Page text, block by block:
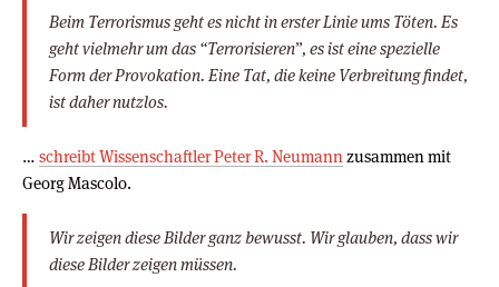
Beim Terrorismus geht es nicht in erster Linie ums Töten. Es
geht vielmehr um das “Terrorisieren”, es ist eine spezielle
Form der Provokation. Eine Tat, die keine Verbreitung findet,
ist daher nutzlos.
… schreibt Wissenschaftler Peter R. Neumann zusammen mit
Georg Mascolo.
Wir zeigen diese Bilder ganz bewusst. Wir glauben, dass wir
diese Bilder zeigen müssen.